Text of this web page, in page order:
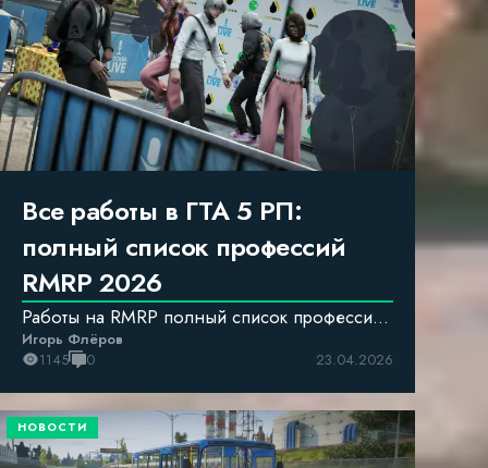
Все работы в ГТА 5 РП:
полный список профессий
RMRP 2026
Работы на RMRP полный список профессий
где плтатят больше всего. ГТА 5 Россия
Игорь Флёров
1145
0 23.04.2026
НОВОСТИ